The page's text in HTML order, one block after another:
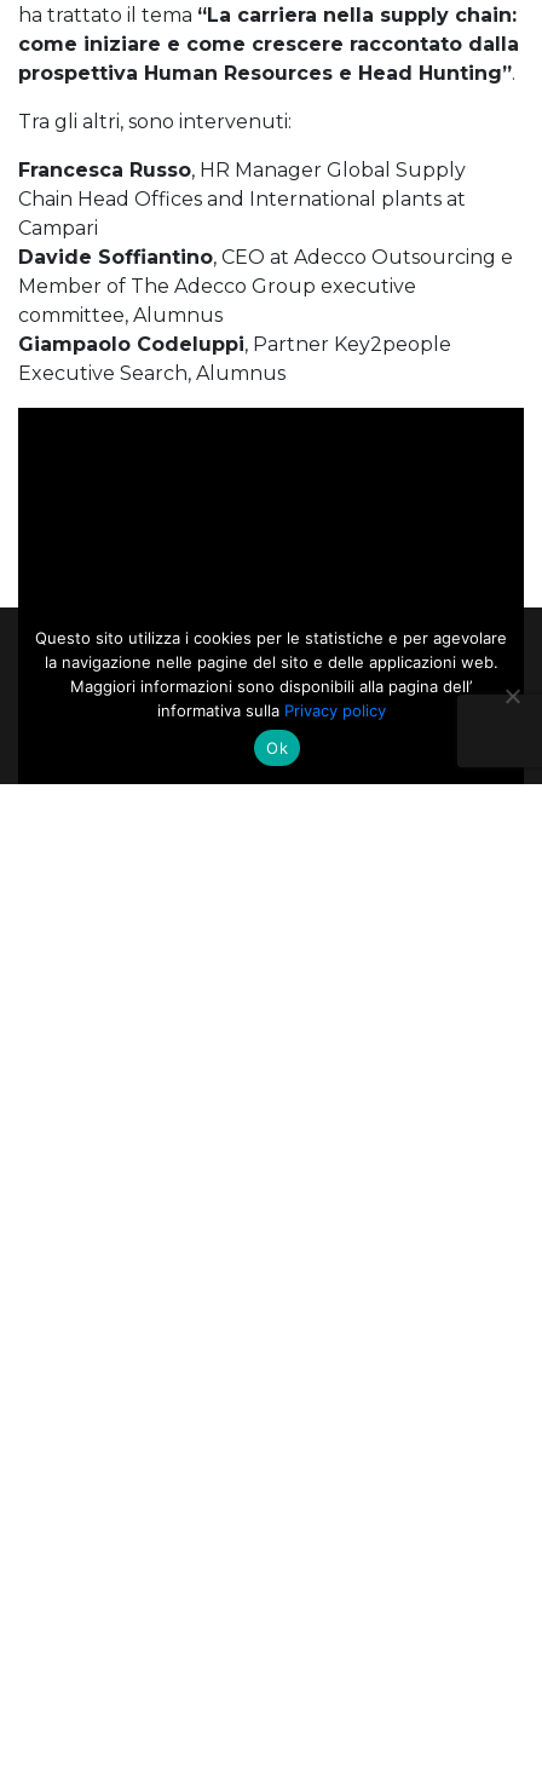
ha trattato il tema “La carriera nella supply chain:
come iniziare e come crescere raccontato dalla
prospettiva Human Resources e Head Hunting”.
Tra gli altri, sono intervenuti:
Francesca Russo, HR Manager Global Supply
Chain Head Offices and International plants at
Campari
Davide Soffiantino, CEO at Adecco Outsourcing e
Member of The Adecco Group executive
committee, Alumnus
Giampaolo Codeluppi, Partner Key2people
Executive Search, Alumnus
Questo sito utilizza i cookies per le statistiche e per agevolare
la navigazione nelle pagine del sito e delle applicazioni web.
Maggiori informazioni sono disponibili alla pagina dell’
informativa sulla Privacy policy
Ok